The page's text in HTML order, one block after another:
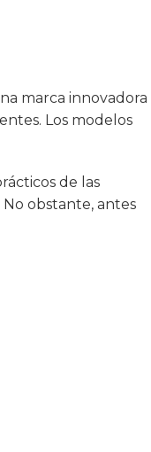
marca innovadora
Los modelos
de las
obstante, antes